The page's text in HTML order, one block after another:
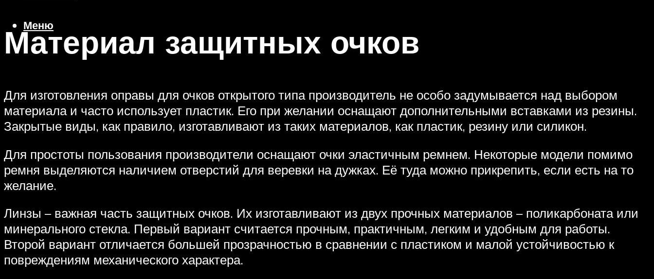
Меню
Материал защитных очков
Для изготовления оправы для очков открытого типа производитель не особо задумывается над выбором
материала и часто использует пластик. Его при желании оснащают дополнительными вставками из резины.
Закрытые виды, как правило, изготавливают из таких материалов, как пластик, резину или силикон.
Для простоты пользования производители оснащают очки эластичным ремнем. Некоторые модели помимо
ремня выделяются наличием отверстий для веревки на дужках. Её туда можно прикрепить, если есть на то
желание.
Линзы – важная часть защитных очков. Их изготавливают из двух прочных материалов – поликарбоната или
минерального стекла. Первый вариант считается прочным, практичным, легким и удобным для работы.
Второй вариант отличается большей прозрачностью в сравнении с пластиком и малой устойчивостью к
повреждениям механического характера.